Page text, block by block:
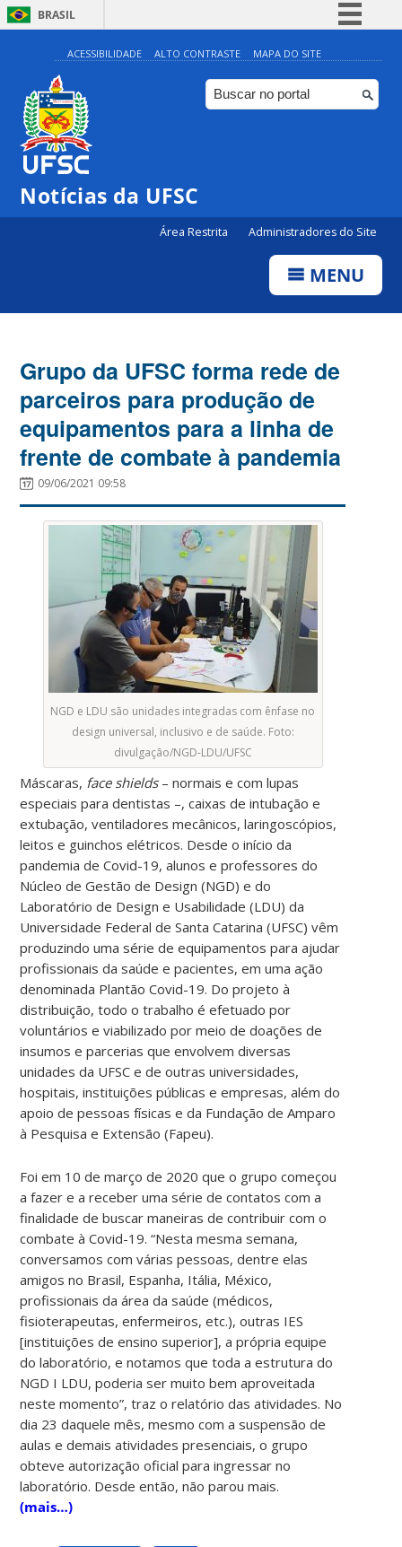
BRASIL
Simplifique!
Comunica BR
Participe
ACESSIBILIDADE ALTO CONTRASTE MAPA DO SITE
Notícias da UFSC
Área Restrita Administradores do Site
MENU
Grupo da UFSC forma rede de
parceiros para produção de
equipamentos para a linha de
frente de combate à pandemia
09/06/2021 09:58
NGD e LDU são unidades integradas com ênfase no
design universal, inclusivo e de saúde. Foto:
divulgação/NGD-LDU/UFSC
Máscaras, face shields – normais e com lupas
especiais para dentistas –, caixas de intubação e
extubação, ventiladores mecânicos, laringoscópios,
leitos e guinchos elétricos. Desde o início da
pandemia de Covid-19, alunos e professores do
Núcleo de Gestão de Design (NGD) e do
Laboratório de Design e Usabilidade (LDU) da
Universidade Federal de Santa Catarina (UFSC) vêm
produzindo uma série de equipamentos para ajudar
profissionais da saúde e pacientes, em uma ação
denominada Plantão Covid-19. Do projeto à
distribuição, todo o trabalho é efetuado por
voluntários e viabilizado por meio de doações de
insumos e parcerias que envolvem diversas
unidades da UFSC e de outras universidades,
hospitais, instituições públicas e empresas, além do
apoio de pessoas físicas e da Fundação de Amparo
à Pesquisa e Extensão (Fapeu).
Foi em 10 de março de 2020 que o grupo começou
a fazer e a receber uma série de contatos com a
finalidade de buscar maneiras de contribuir com o
combate à Covid-19. “Nesta mesma semana,
conversamos com várias pessoas, dentre elas
amigos no Brasil, Espanha, Itália, México,
profissionais da área da saúde (médicos,
fisioterapeutas, enfermeiros, etc.), outras IES
[instituições de ensino superior], a própria equipe
do laboratório, e notamos que toda a estrutura do
NGD I LDU, poderia ser muito bem aproveitada
neste momento”, traz o relatório das atividades. No
dia 23 daquele mês, mesmo com a suspensão de
aulas e demais atividades presenciais, o grupo
obteve autorização oficial para ingressar no
laboratório. Desde então, não parou mais.
(mais…)